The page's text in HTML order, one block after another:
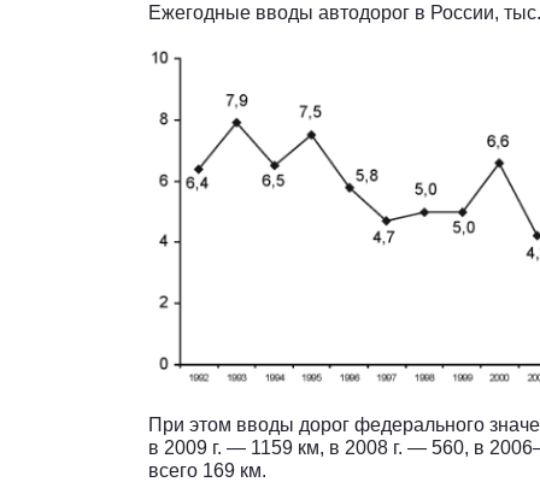
Ежегодные вводы автодорог в России,
При этом вводы дорог федерального
в 2009 г. — 1159 км, в 2008 г. — 560, в
всего 169 км.